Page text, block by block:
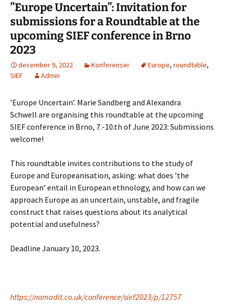
”Europe Uncertain”: Invitation for
submissions for a Roundtable at the
upcoming SIEF conference in Brno
2023
december 9, 2022 Konferenser Europe, roundtable,
SIEF
Admin
’Europe Uncertain’. Marie Sandberg and Alexandra
Schwell are organising this roundtable at the upcoming
SIEF conference in Brno, 7.-10.th of June 2023: Submissions
welcome!
This roundtable invites contributions to the study of
Europe and Europeanisation, asking: what does ’the
European’ entail in European ethnology, and how can we
approach Europe as an uncertain, unstable, and fragile
construct that raises questions about its analytical
potential and usefulness?
Deadline January 10, 2023.
https://nomadit.co.uk/conference/sief2023/p/12757